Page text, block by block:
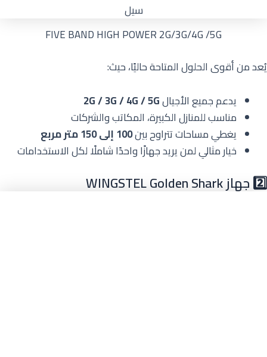
FIVE BAND HIGH POWER 2G/3G/4G /5G
يُعد من أقوى الحلول المتاحة حاليًا، حيث:
يدعم جميع الأجيال2G / 3G / 4G / 5G
مناسب للمنازل الكبيرة، المكاتب والشركات
يغطي مساحات تتراوح بين100 إلى 150 متر مربع
خيار مثالي لمن يريد جهازًا واحدًا شاملًا لكل الاستخدامات
2️⃣ جهاز WINGSTEL Golden Shark